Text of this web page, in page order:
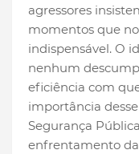
agressores
momentos que
indispensável. O
nenhum
eficiência com
importância
Segurança
enfrentamento